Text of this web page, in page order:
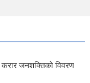
करार जनशक्तिको विवरण